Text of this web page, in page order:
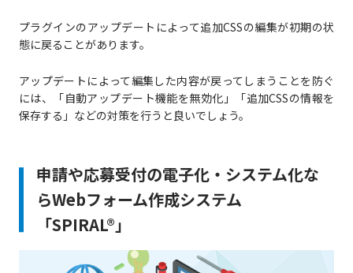
プラグインのアップデートによって追加CSSの編集が初期の状
態に戻ることがあります。
アップデートによって編集した内容が戻ってしまうことを防ぐ
には、「自動アップデート機能を無効化」「追加CSSの情報を
保存する」などの対策を行うと良いでしょう。
申請や応募受付の電子化・システム化な
らWebフォーム作成システム
「SPIRAL®」